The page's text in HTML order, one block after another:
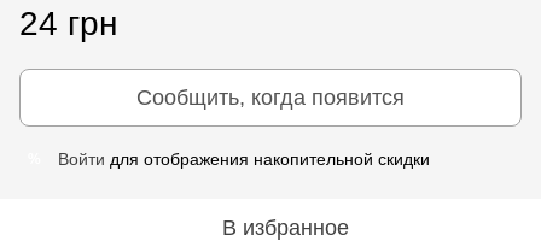
24 грн
Сообщить, когда появится
Войти для отображения накопительной скидки
В избранное